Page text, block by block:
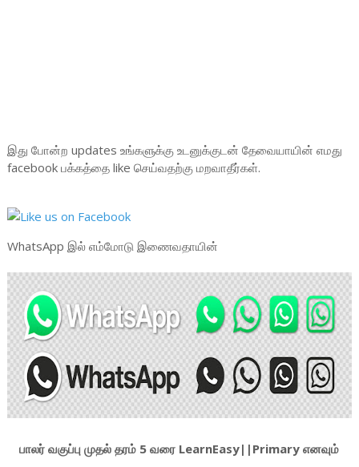
இது போன்ற updates உங்களுக்கு உடனுக்குடன் தேவையாயின் எமது
facebook பக்கத்தை like செய்வதற்கு மறவாதீர்கள்.
WhatsApp இல் எம்மோடு இணைவதாயின்
பாலர் வகுப்பு முதல் தரம் 5 வரை LearnEasy||Primary எனவும்